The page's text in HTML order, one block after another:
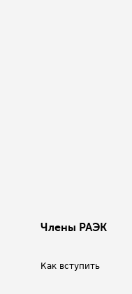
Члены РАЭК
Как вступить